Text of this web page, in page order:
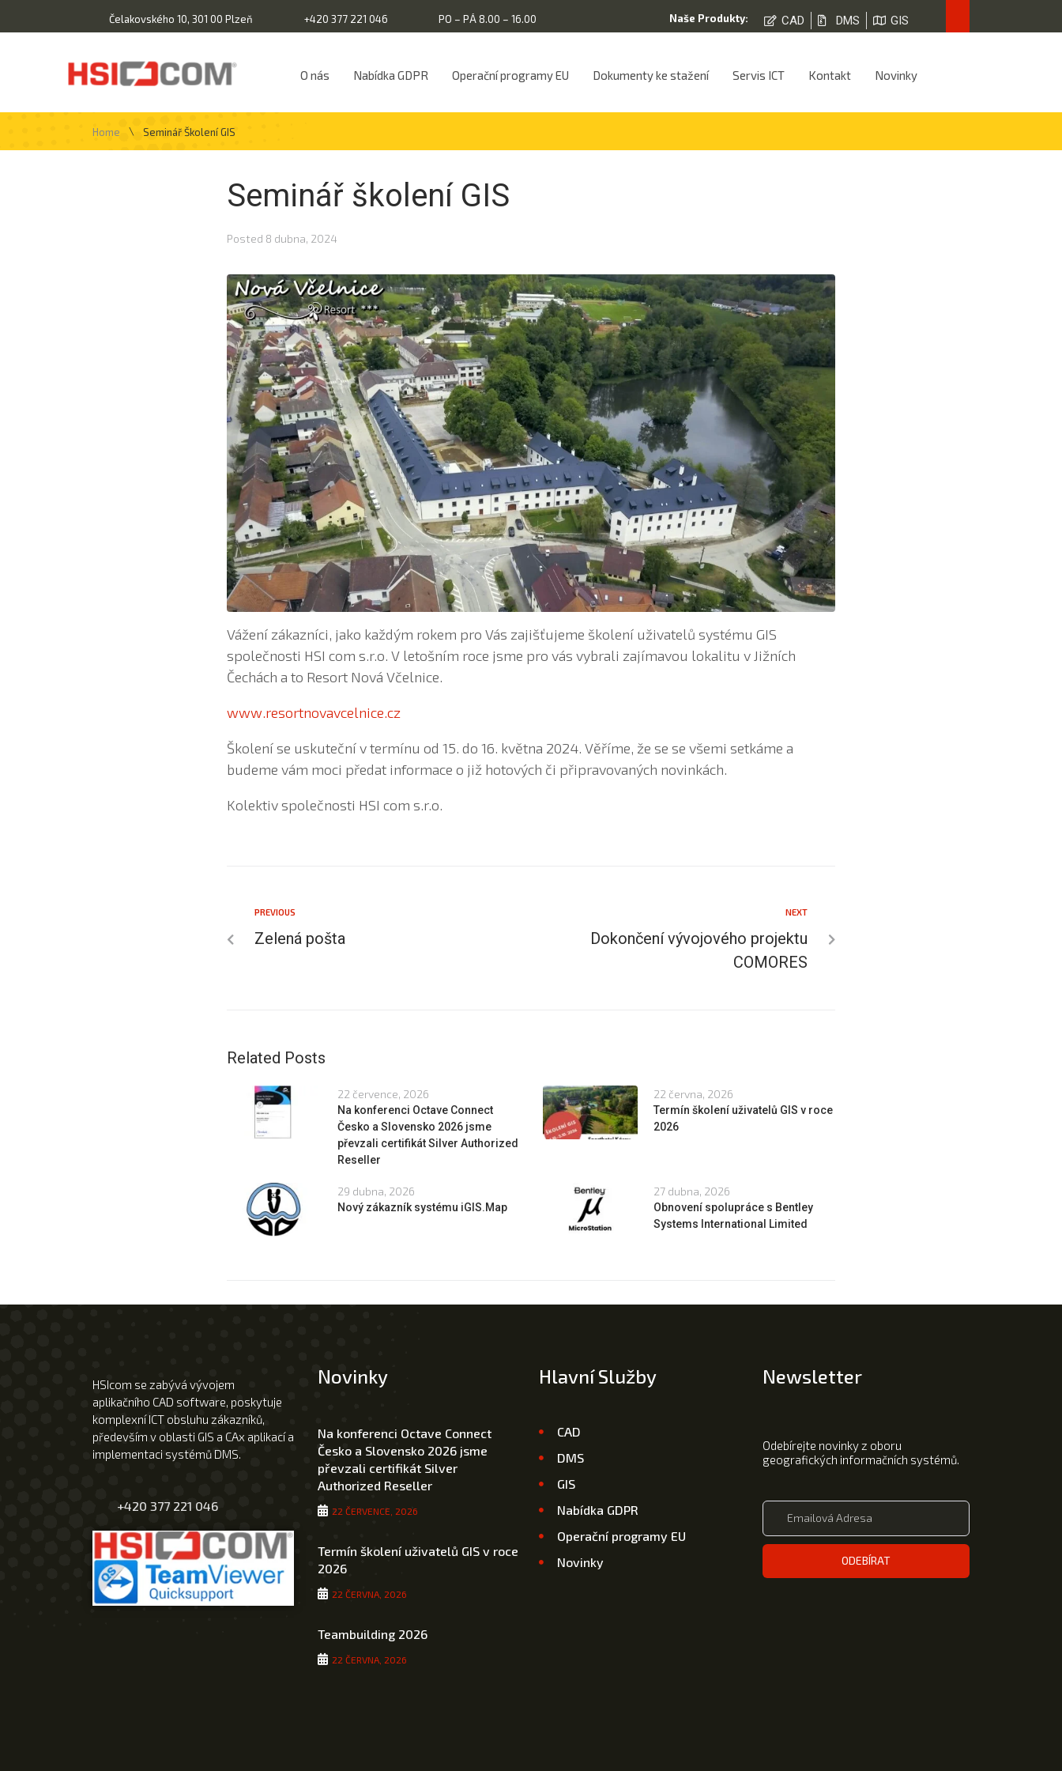
Čelakovského 10, 301 00 Plzeň +420 377 221 046 PO – PÁ 8.00 – 16.00 Naše Produkty: CAD DMS GIS
O nás Nabídka GDPR Operační programy EU Dokumenty ke stažení Servis ICT Kontakt Novinky
Home \ Seminář Školení GIS
Seminář školení GIS
Posted 8 dubna, 2024
Vážení zákazníci, jako každým rokem pro Vás zajišťujeme školení uživatelů systému GIS
společnosti HSI com s.r.o. V letošním roce jsme pro vás vybrali zajímavou lokalitu v Jižních
Čechách a to Resort Nová Včelnice.
www.resortnovavcelnice.cz
Školení se uskuteční v termínu od 15. do 16. května 2024. Věříme, že se se všemi setkáme a
budeme vám moci předat informace o již hotových či připravovaných novinkách.
Kolektiv společnosti HSI com s.r.o.
PREVIOUS
Zelená pošta
NEXT
Dokončení vývojového projektu
COMORES
Related Posts
22 července, 2026
Na konferenci Octave Connect
Česko a Slovensko 2026 jsme
převzali certifikát Silver Authorized
Reseller
22 června, 2026
Termín školení uživatelů GIS v roce
2026
29 dubna, 2026
Nový zákazník systému iGIS.Map
27 dubna, 2026
Obnovení spolupráce s Bentley
Systems International Limited
HSIcom se zabývá vývojem
aplikačního CAD software, poskytuje
komplexní ICT obsluhu zákazníků,
především v oblasti GIS a CAx aplikací a
implementaci systémů DMS.
+420 377 221 046
Novinky
Na konferenci Octave Connect
Česko a Slovensko 2026 jsme
převzali certifikát Silver
Authorized Reseller
22 ČERVENCE, 2026
Termín školení uživatelů GIS v roce
2026
22 ČERVNA, 2026
Teambuilding 2026
22 ČERVNA, 2026
Hlavní Služby
CAD
DMS
GIS
Nabídka GDPR
Operační programy EU
Novinky
Newsletter
Odebírejte novinky z oboru
geografických informačních systémů.
ODEBÍRAT